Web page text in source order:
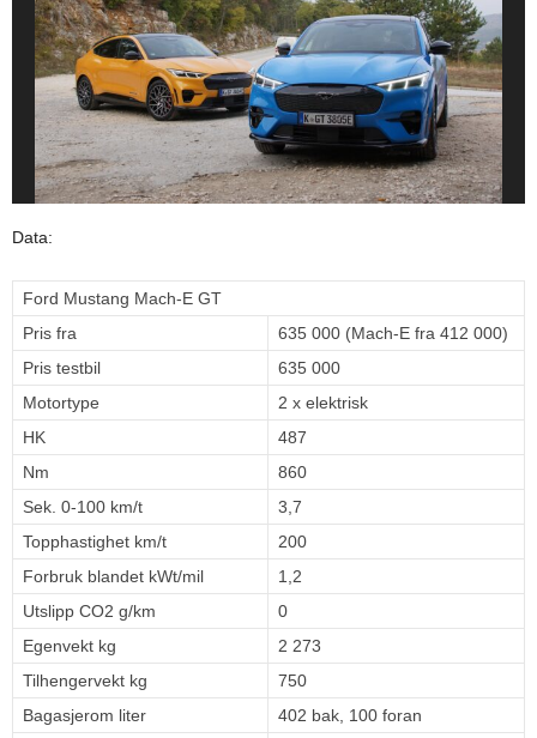
Data:
Ford Mustang Mach-E GT
Pris fra
635 000 (Mach-E fra 412 000)
Pris testbil
635 000
Motortype
2 x elektrisk
HK
487
Nm
860
Sek. 0-100 km/t
3,7
Topphastighet km/t
200
Forbruk blandet kWt/mil
1,2
Utslipp CO2 g/km
0
Egenvekt kg
2 273
Tilhengervekt kg
750
Bagasjerom liter
402 bak, 100 foran